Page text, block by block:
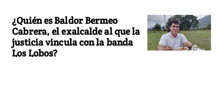
¿Quién es Baldor Bermeo
Cabrera, el exalcalde al que la
justicia vincula con la banda
Los Lobos?